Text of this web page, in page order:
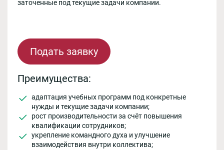
заточенные под текущие задачи компании.
Подать заявку
Преимущества:
адаптация учебных программ под конкретные
нужды и текущие задачи компании;
рост производительности за счёт повышения
квалификации сотрудников;
укрепление командного духа и улучшение
взаимодействия внутри коллектива;